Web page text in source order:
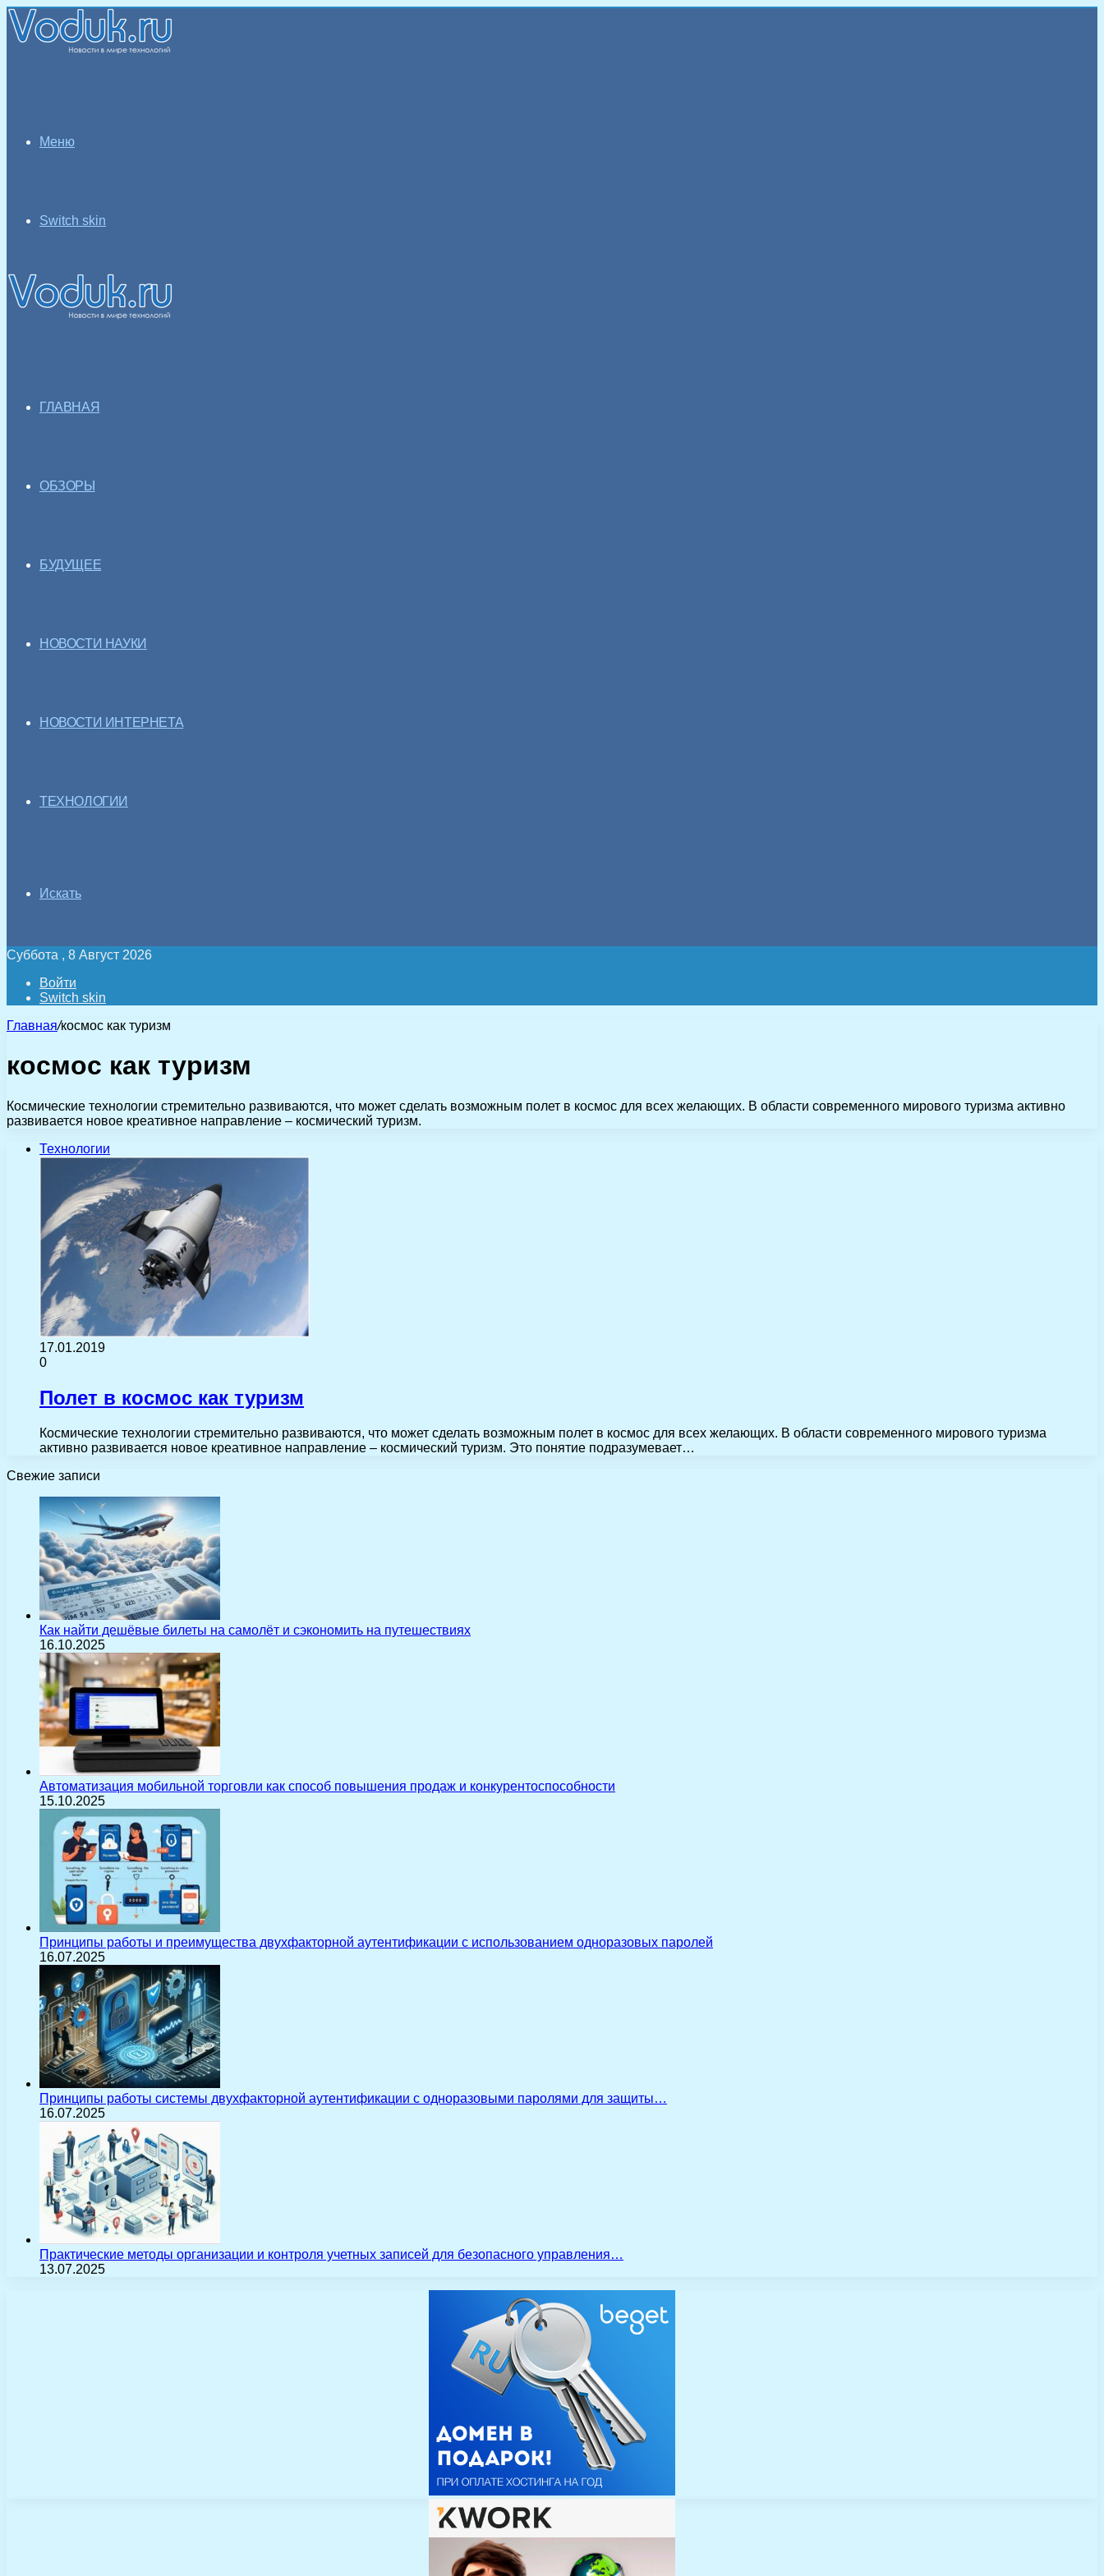
Меню
Switch skin
ГЛАВНАЯ
ОБЗОРЫ
БУДУЩЕЕ
НОВОСТИ НАУКИ
НОВОСТИ ИНТЕРНЕТА
ТЕХНОЛОГИИ
Искать
Суббота , 8 Август 2026
Войти
Switch skin
Главная/космос как туризм
космос как туризм
Космические технологии стремительно развиваются, что может сделать возможным полет в космос для всех желающих. В области современного мирового туризма активно
развивается новое креативное направление – космический туризм.
Технологии
17.01.2019
0
Полет в космос как туризм
Космические технологии стремительно развиваются, что может сделать возможным полет в космос для всех желающих. В области современного мирового туризма
активно развивается новое креативное направление – космический туризм. Это понятие подразумевает…
Свежие записи
Как найти дешёвые билеты на самолёт и сэкономить на путешествиях
16.10.2025
Автоматизация мобильной торговли как способ повышения продаж и конкурентоспособности
15.10.2025
Принципы работы и преимущества двухфакторной аутентификации с использованием одноразовых паролей
16.07.2025
Принципы работы системы двухфакторной аутентификации с одноразовыми паролями для защиты…
16.07.2025
Практические методы организации и контроля учетных записей для безопасного управления…
13.07.2025